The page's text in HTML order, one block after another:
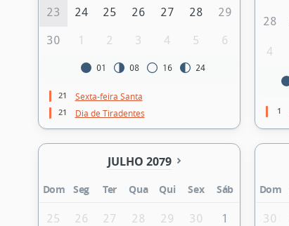
23 24 25 26 27 28 29
30 1 2 3 4 5 6
01 08 16 24
21 Sexta-feira Santa
21 Dia de Tiradentes
28
4
1
JULHO 2079
Dom Seg Ter Qua Qui Sex Sáb
25 26 27 28 29 30 1
Dom
30